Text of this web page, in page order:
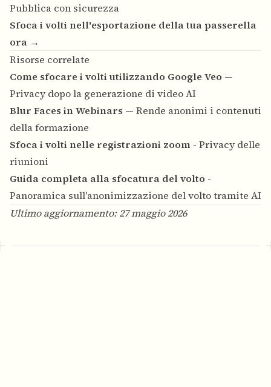
Pubblica con sicurezza
Sfoca i volti nell'esportazione della tua passerella
ora →
Risorse correlate
Come sfocare i volti utilizzando Google Veo —
Privacy dopo la generazione di video AI
Blur Faces in Webinars — Rende anonimi i contenuti
della formazione
Sfoca i volti nelle registrazioni zoom - Privacy delle
riunioni
Guida completa alla sfocatura del volto -
Panoramica sull'anonimizzazione del volto tramite AI
Ultimo aggiornamento: 27 maggio 2026